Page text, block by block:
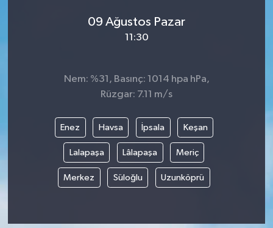
09 Ağustos Pazar
11:30
Nem: %31, Basınç: 1014 hpa hPa,
Rüzgar: 7.11 m/s
Enez Havsa İpsala Keşan
Lalapaşa Lâlapaşa Meriç
Merkez Süloğlu Uzunköprü
BİLİM VE TEKNOLOJİ
HABERDE İNSAN
KÜLTÜR SANAT
MAGAZİN